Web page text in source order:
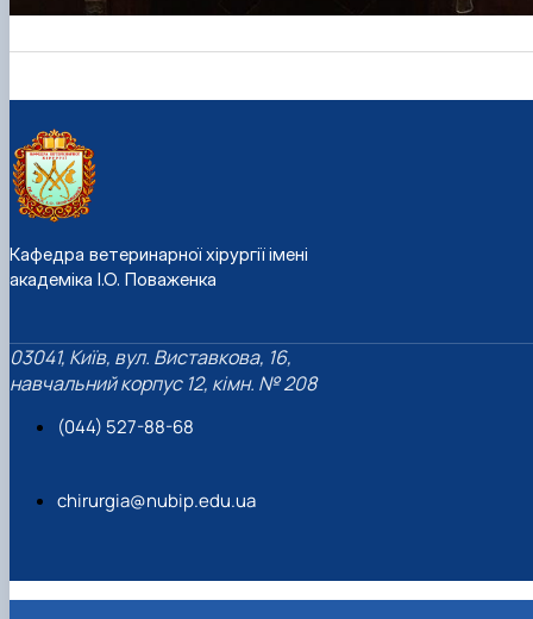
Кафедра ветеринарної хірургії імені
академіка І.О. Поваженка
03041, Київ, вул. Виставкова, 16,
навчальний корпус 12, кімн. № 208
(044) 527-88-68
chirurgia@nubip.edu.ua